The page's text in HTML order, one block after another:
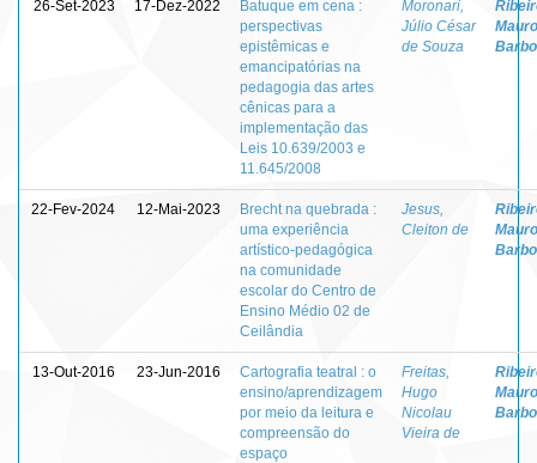
26-Set-2023 17-Dez-2022
Batuque em cena :
perspectivas
epistêmicas e
emancipatórias na
pedagogia das artes
cênicas para a
implementação das
Leis 10.639/2003 e
11.645/2008
Moronari,
Júlio César
de Souza
Mauro
22-Fev-2024 12-Mai-2023
Brecht na quebrada :
uma experiência
artístico-pedagógica
na comunidade
escolar do Centro de
Ensino Médio 02 de
Ceilândia
Jesus,
Cleiton de
Mauro
13-Out-2016 23-Jun-2016
Cartografia teatral : o
ensino/aprendizagem
por meio da leitura e
compreensão do
espaço
Freitas,
Hugo
Nicolau
Vieira de
Mauro